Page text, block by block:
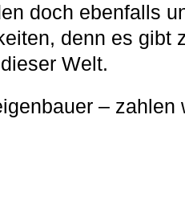
doch ebenfalls
denn es gibt
Welt.
– zahlen